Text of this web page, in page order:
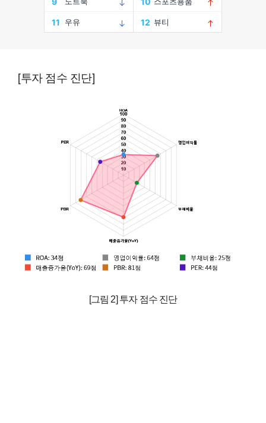
[투자 점수 진단]
[그림 2] 투자 점수 진단